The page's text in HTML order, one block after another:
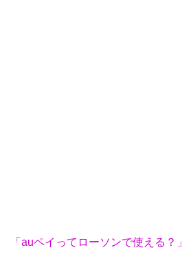
「auペイってローソンで使える？」